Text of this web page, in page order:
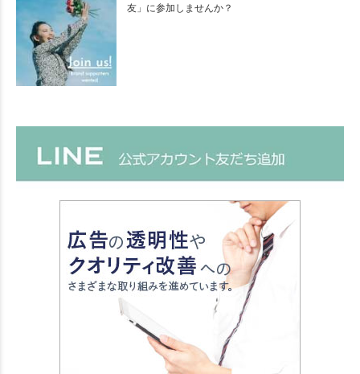
友」に参加しませんか？